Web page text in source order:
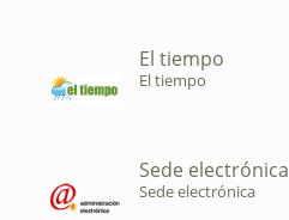
El tiempo
El tiempo
Sede electrónica
Sede electrónica